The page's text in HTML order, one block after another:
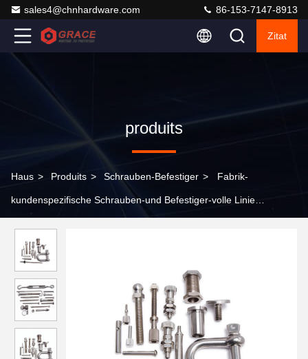
sales4@chnhardware.com 86-153-7147-8913
Zitat
produits
Haus > Produits > Schrauben-Befestiger > Fabrik-
kundenspezifische Schrauben-und Befestiger-volle Linie